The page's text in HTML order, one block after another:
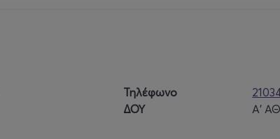
Τηλέφωνο
ΔΟΥ
Α'